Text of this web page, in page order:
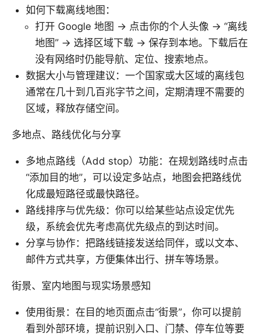
如何下载离线地图：
打开 Google 地图 → 点击你的个人头像 → “离线
地图” → 选择区域下载 → 保存到本地。下载后在
没有网络时仍能导航、定位、搜索地点。
数据大小与管理建议：一个国家或大区域的离线包
通常在几十到几百兆字节之间，定期清理不需要的
区域，释放存储空间。
多地点、路线优化与分享
多地点路线（Add stop）功能：在规划路线时点击
“添加目的地”，可以设定多站点，地图会把路线优
化成最短路径或最快路径。
路线排序与优先级：你可以给某些站点设定优先
级，系统会优先考虑高优先级点的到达时间。
分享与协作：把路线链接发送给同伴，或以文本、
邮件方式共享，方便集体出行、拼车等场景。
街景、室内地图与现实场景感知
使用街景：在目的地页面点击“街景”，你可以提前
看到外部环境，提前识别入口、门禁、停车位等要